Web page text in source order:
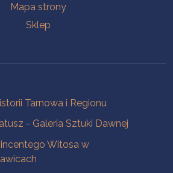
Mapa strony
Sklep
Tarnowa i Regionu
- Galeria Sztuki Dawnej
Witosa w